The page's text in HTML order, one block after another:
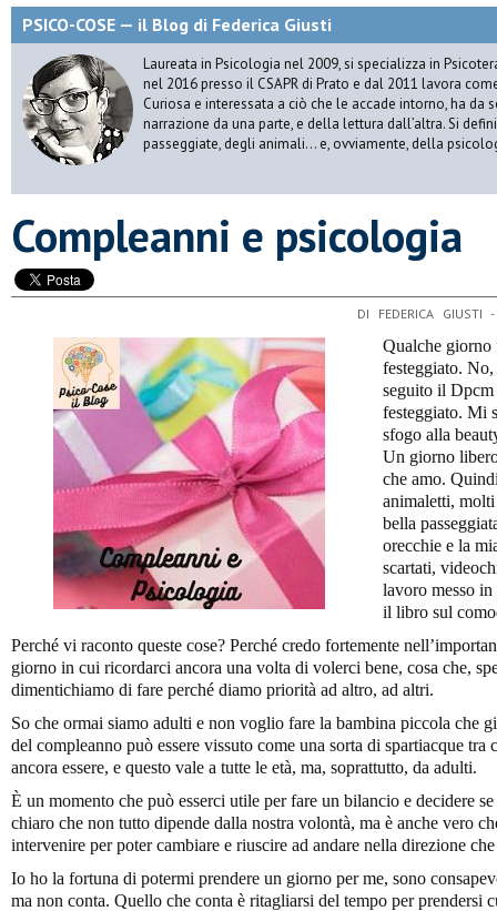
PSICO-COSE — il Blog di Federica Giusti
Laureata in Psicologia nel 2009, si specializza in
nel 2016 presso il CSAPR di Prato e dal 2011 lavora
Curiosa e interessata a ciò che le accade intorno, ha da
narrazione da una parte, e della lettura dall’altra. Si
passeggiate, degli animali… e, ovviamente, della
​Compleanni e psicologia
DI FEDERICA GIUSTI
Qualche giorno
festeggiato.
seguito il Dpcm
festeggiato. Mi
sfogo alla
Un giorno
che amo.
animaletti,
bella
orecchie e la
scartati,
lavoro messo
il libro sul
Perché vi raconto queste cose? Perché credo fortemente
giorno in cui ricordarci ancora una volta di volerci bene, cosa che,
dimentichiamo di fare perché diamo priorità ad altro, ad altri.
So che ormai siamo adulti e non voglio fare la bambina piccola che
del compleanno può essere vissuto come una sorta di spartiacque tra
ancora essere, e questo vale a tutte le età, ma, soprattutto, da adulti.
È un momento che può esserci utile per fare un bilancio e decidere
chiaro che non tutto dipende dalla nostra volontà, ma è anche vero
intervenire per poter cambiare e riuscire ad andare nella direzione
Io ho la fortuna di potermi prendere un giorno per me, sono
ma non conta. Quello che conta è ritagliarsi del tempo per prendersi